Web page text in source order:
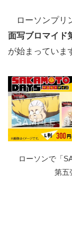
ローソンプリ
面写ブロマイド
が始まっていま
ローソンで「
第五